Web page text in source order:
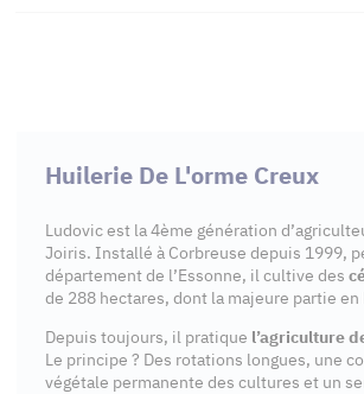
Huilerie De L'orme Creux
Ludovic est la 4ème génération
Joiris. Installé à Corbreuse depuis 1999,
département de l’Essonne, il cultive des
de 288 hectares, dont la majeure partie en
Depuis toujours, il pratique l’agriculture
Le principe ? Des rotations longues, une
végétale permanente des cultures et un